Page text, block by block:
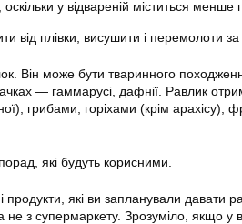
у відвареній міститься менше
від плівки, висушити і перемолоти
Він може бути тваринного
— гаммарусі, дафнії. Равлик
грибами, горіхами (крім арахісу),
які будуть корисними.
продукти, які ви запланували давати
з супермаркету. Зрозуміло, якщо у